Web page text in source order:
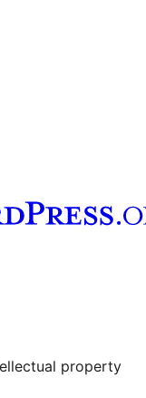
property